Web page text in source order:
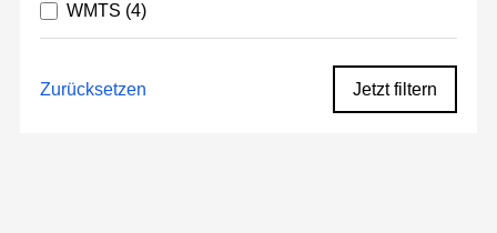
WMTS (4)
Zurücksetzen Jetzt filtern